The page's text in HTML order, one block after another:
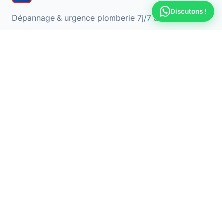
Dépannage & urgence plomberie 7j/7 à Versailles
Discutons !